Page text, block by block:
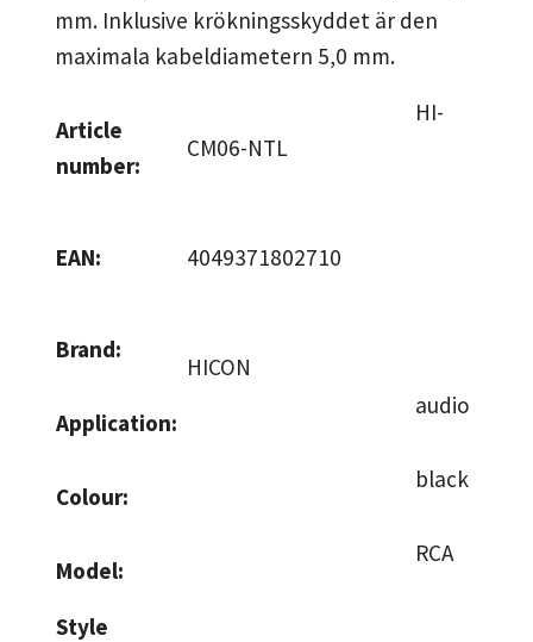
mm. Inklusive krökningsskyddet är den
maximala kabeldiametern 5,0 mm.
Article
number:
HI-
CM06-NTL
EAN: 4049371802710
Brand:
HICON
Application:
audio
Colour:
black
Model:
RCA
Style